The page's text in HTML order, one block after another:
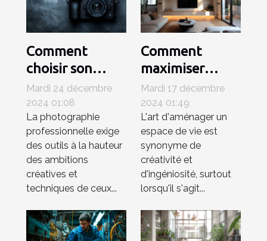
Comment
choisir son
appareil photo
hybride pour la
photographie
professionnelle
Mardi 24 décembre
2024 01:08
La photographie
professionnelle exige
des outils à la hauteur
des ambitions
créatives et
techniques de ceux...
Comment
maximiser
l'espace de
votre salon avec
un téléviseur de
80 cm
Mardi 17 décembre
2024 01:49
L'art d'aménager un
espace de vie est
synonyme de
créativité et
d'ingéniosité, surtout
lorsqu'il s'agit...